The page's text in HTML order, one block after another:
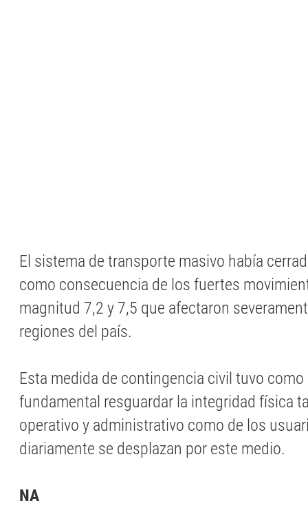
El sistema de transporte masivo había
como consecuencia de los fuertes
magnitud 7,2 y 7,5 que afectaron
regiones del país.
Esta medida de contingencia civil tuvo
fundamental resguardar la integridad física
operativo y administrativo como de los
diariamente se desplazan por este medio.
NA